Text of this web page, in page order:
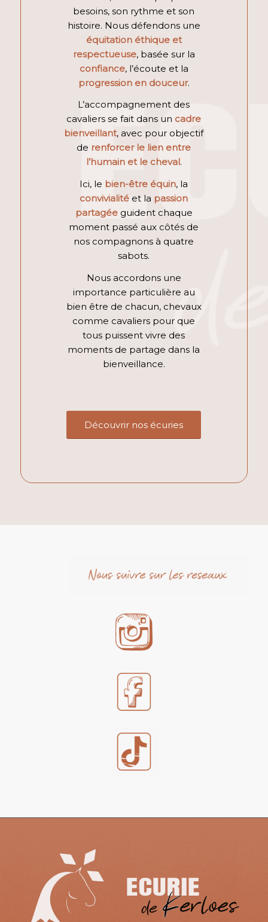
besoins, son rythme et son
histoire. Nous défendons une
équitation éthique et
respectueuse, basée sur la
confiance, l’écoute et la
progression en douceur.
L’accompagnement des
cavaliers se fait dans un cadre
bienveillant, avec pour objectif
de renforcer le lien entre
l’humain et le cheval.
Ici, le bien-être équin, la
convivialité et la passion
partagéeguident chaque
moment passé aux côtés de
nos compagnons à quatre
sabots.
Nous accordons une
importance particulière au
bien être de chacun, chevaux
comme cavaliers pour que
tous puissent vivre des
moments de partage dans la
bienveillance.
Découvrir nos écuries